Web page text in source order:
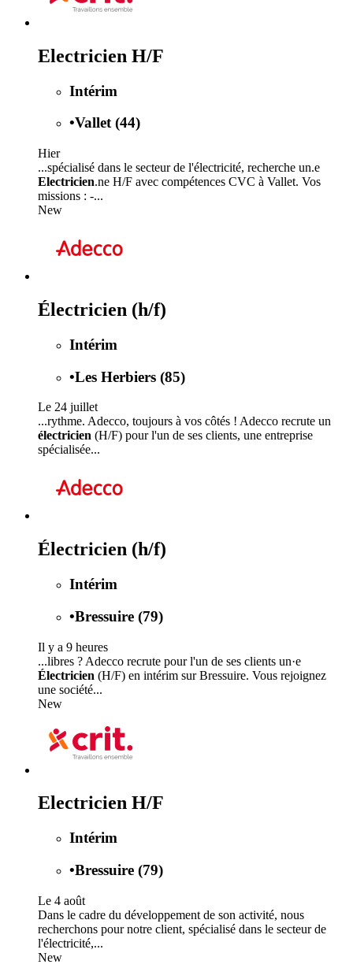
Electricien H/F
Intérim
•Vallet (44)
Hier
...spécialisé dans le secteur de l'électricité, recherche un.e
Electricien.ne H/F avec compétences CVC à Vallet. Vos
missions : -...
New
Électricien (h/f)
Intérim
•Les Herbiers (85)
Le 24 juillet
...rythme. Adecco, toujours à vos côtés ! Adecco recrute un
électricien (H/F) pour l'un de ses clients, une entreprise
spécialisée...
Électricien (h/f)
Intérim
•Bressuire (79)
Il y a 9 heures
...libres ? Adecco recrute pour l'un de ses clients un·e
Électricien (H/F) en intérim sur Bressuire. Vous rejoignez
une société...
New
Electricien H/F
Intérim
•Bressuire (79)
Le 4 août
Dans le cadre du développement de son activité, nous
recherchons pour notre client, spécialisé dans le secteur de
l'électricité,...
New